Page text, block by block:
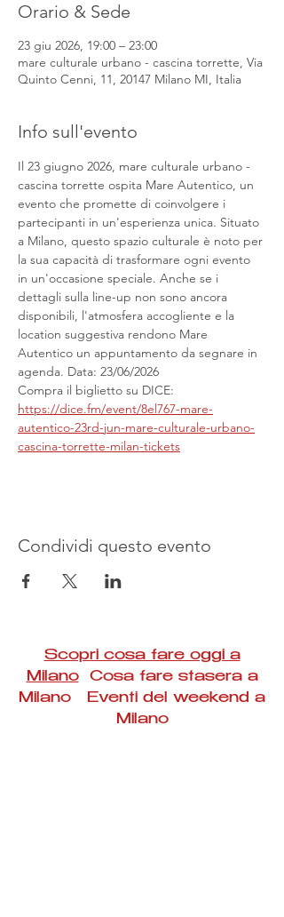
Orario & Sede
23 giu 2026, 19:00 – 23:00
mare culturale urbano - cascina torrette, Via
Quinto Cenni, 11, 20147 Milano MI, Italia
Info sull'evento
Il 23 giugno 2026, mare culturale urbano -
cascina torrette ospita Mare Autentico, un
evento che promette di coinvolgere i
partecipanti in un'esperienza unica. Situato
a Milano, questo spazio culturale è noto per
la sua capacità di trasformare ogni evento
in un'occasione speciale. Anche se i
dettagli sulla line-up non sono ancora
disponibili, l'atmosfera accogliente e la
location suggestiva rendono Mare
Autentico un appuntamento da segnare in
agenda. Data: 23/06/2026
Compra il biglietto su DICE:
https://dice.fm/event/8el767-mare-
autentico-23rd-jun-mare-culturale-urbano-
cascina-torrette-milan-tickets
Condividi questo evento
Scopri cosa fare oggi a
MilanoCosa fare stasera a
Milano Eventi del weekend a
Milano